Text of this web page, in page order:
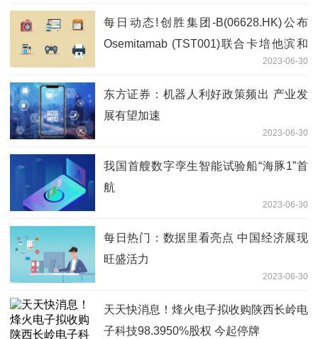
每日动态!创胜集团-B(06628.HK)公布
Osemitamab (TST001)联合卡培他滨和
奥沙利铂(CAPOX)一线治疗CLDN18.2表
达水平的晚期胃╱胃食管连接部(G/GEJ)
癌I/II期无进展生存
2023-06-30
东方证券：机器人利好政策频出 产业发
展有望加速
2023-06-30
我国首艘数字孪生智能试验船“海豚1”首
航
2023-06-30
每日热门：数据里看亮点 中国经济展现
旺盛活力
2023-06-30
天天快消息！烽火电子拟收购陕西长岭电
子科技98.3950%股权 今起停牌